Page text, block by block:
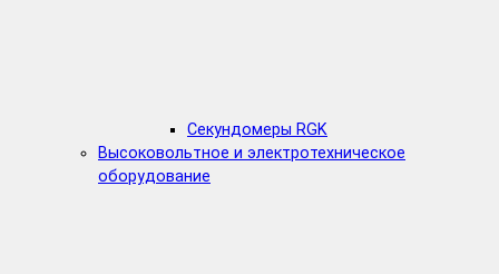
Секундомеры RGK
Высоковольтное и электротехническое
оборудование